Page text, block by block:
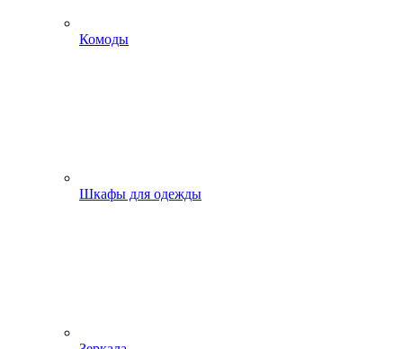
Комоды
Шкафы для одежды